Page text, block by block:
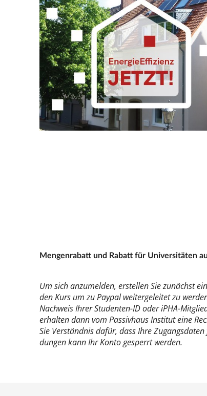
Men­gen­ra­batt und Ra­batt für Uni­ver­si­tä­ten
Um sich an­zu­mel­den, er­stel­len Sie zu­nächst
den Kurs um zu Paypal wei­ter­ge­lei­tet zu
Nach­weis Ih­rer Stu­den­ten-ID oder iPHA-
er­hal­ten dann vom Pas­siv­haus In­sti­tut ei­ne
Sie Ver­ständ­nis da­für, dass Ih­re
dun­gen kann Ihr Kon­to ge­sperrt wer­den.